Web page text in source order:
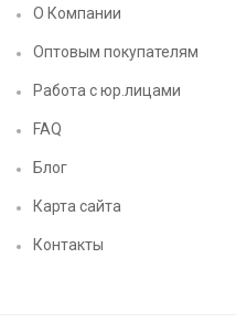
О Компании
Оптовым покупателям
Работа с юр.лицами
FAQ
Блог
Карта сайта
Контакты